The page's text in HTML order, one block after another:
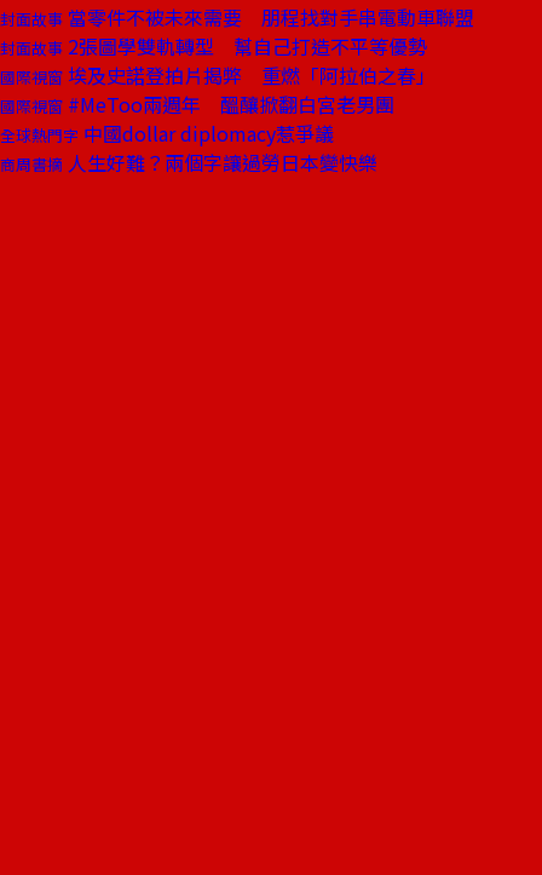
封面故事 當零件不被未來需要 朋程找對手串電動車聯盟
封面故事 2張圖學雙軌轉型 幫自己打造不平等優勢
國際視窗 埃及史諾登拍片揭弊 重燃「阿拉伯之春」
國際視窗 #MeToo兩週年 醞釀掀翻白宮老男團
全球熱門字 中國dollar diplomacy惹爭議
商周書摘 人生好難？兩個字讓過勞日本變快樂